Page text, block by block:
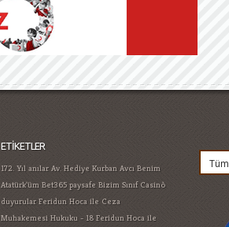
ETIKETLER
172. Yıl anılar Av. Hediye Kurban Avcı Benim
Atatürk'üm Bet365 paysafe Bizim Sınıf Casinò
duyurular Feridun Hoca ile Ceza
Muhakemesi Hukuku - 18 Feridun Hoca ile